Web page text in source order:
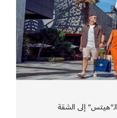
إلى الشقة